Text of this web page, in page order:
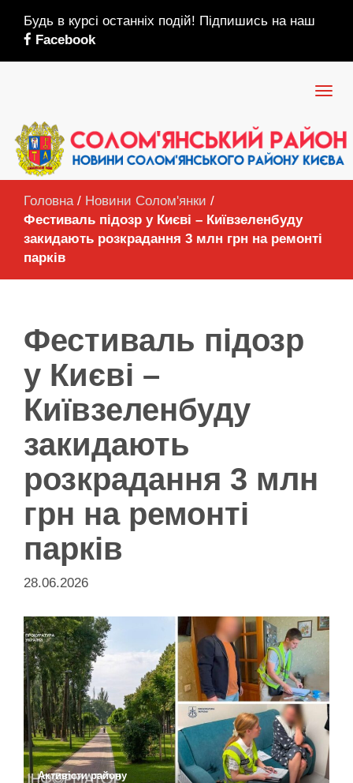
Будь в курсі останніх подій! Підпишись на наш
Facebook
Головна / Новини Солом'янки /
Фестиваль підозр у Києві – Київзеленбуду
закидають розкрадання 3 млн грн на ремонті
парків
Фестиваль підозр
у Києві –
Київзеленбуду
закидають
розкрадання 3 млн
грн на ремонті
парків
28.06.2026
Активісти району